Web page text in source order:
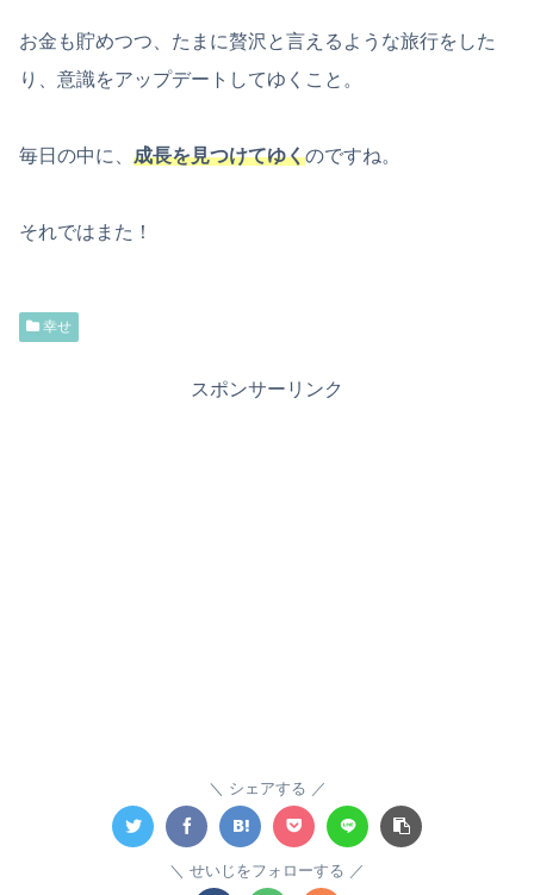
お金も貯めつつ、たまに贅沢と言えるような旅行をした
り、意識をアップデートしてゆくこと。
毎日の中に、 成長を見つけてゆくのですね。
それではまた！
幸せ
スポンサーリンク
シェアする
せいじをフォローする